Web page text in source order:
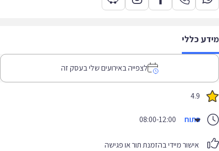
כללי
לצפייה באירועים שלי בעסק זה
4.9
פתוח 08:00-12:00
אישור מיידי בהזמנת תור או פגישה